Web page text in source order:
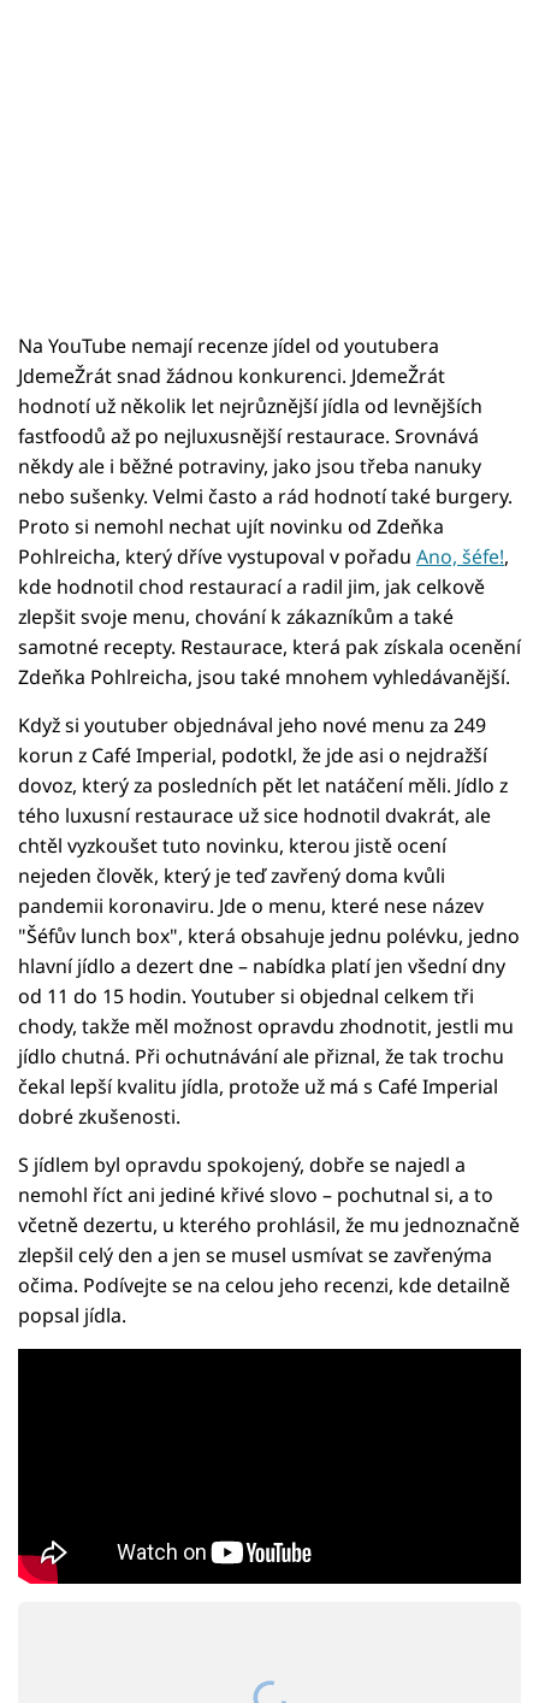
Na YouTube nemají recenze jídel od youtubera
JdemeŽrát snad žádnou konkurenci. JdemeŽrát
hodnotí už několik let nejrůznější jídla od levnějších
fastfoodů až po nejluxusnější restaurace. Srovnává
někdy ale i běžné potraviny, jako jsou třeba nanuky
nebo sušenky. Velmi často a rád hodnotí také burgery.
Proto si nemohl nechat ujít novinku od Zdeňka
Pohlreicha, který dříve vystupoval v pořadu Ano, šéfe!,
kde hodnotil chod restaurací a radil jim, jak celkově
zlepšit svoje menu, chování k zákazníkům a také
samotné recepty. Restaurace, která pak získala ocenění
Zdeňka Pohlreicha, jsou také mnohem vyhledávanější.
Když si youtuber objednával jeho nové menu za 249
korun z Café Imperial, podotkl, že jde asi o nejdražší
dovoz, který za posledních pět let natáčení měli. Jídlo z
tého luxusní restaurace už sice hodnotil dvakrát, ale
chtěl vyzkoušet tuto novinku, kterou jistě ocení
nejeden člověk, který je teď zavřený doma kvůli
pandemii koronaviru. Jde o menu, které nese název
"Šéfův lunch box", která obsahuje jednu polévku, jedno
hlavní jídlo a dezert dne – nabídka platí jen všední dny
od 11 do 15 hodin. Youtuber si objednal celkem tři
chody, takže měl možnost opravdu zhodnotit, jestli mu
jídlo chutná. Při ochutnávání ale přiznal, že tak trochu
čekal lepší kvalitu jídla, protože už má s Café Imperial
dobré zkušenosti.
S jídlem byl opravdu spokojený, dobře se najedl a
nemohl říct ani jediné křivé slovo – pochutnal si, a to
včetně dezertu, u kterého prohlásil, že mu jednoznačně
zlepšil celý den a jen se musel usmívat se zavřenýma
očima. Podívejte se na celou jeho recenzi, kde detailně
popsal jídla.